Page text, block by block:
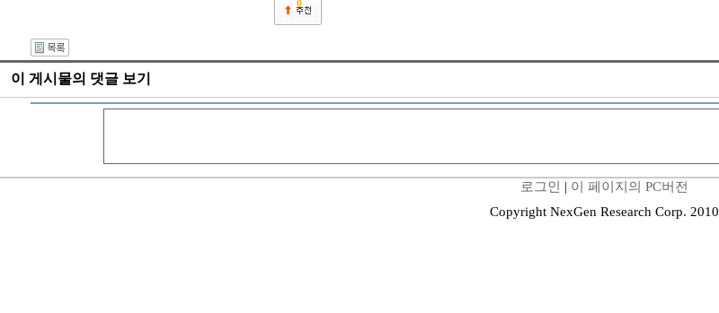
0
이 게시물의 댓글 보기
로그인 | 이 페이지의 PC버전
Copyright NexGen Research Corp. 2010